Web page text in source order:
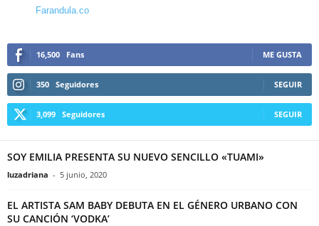
Farandula.co
16,500 Fans ME GUSTA
350 Seguidores SEGUIR
3,099 Seguidores SEGUIR
SOY EMILIA PRESENTA SU NUEVO SENCILLO «TUAMI»
luzadriana - 5 junio, 2020
EL ARTISTA SAM BABY DEBUTA EN EL GÉNERO URBANO CON
SU CANCIÓN ‘VODKA’